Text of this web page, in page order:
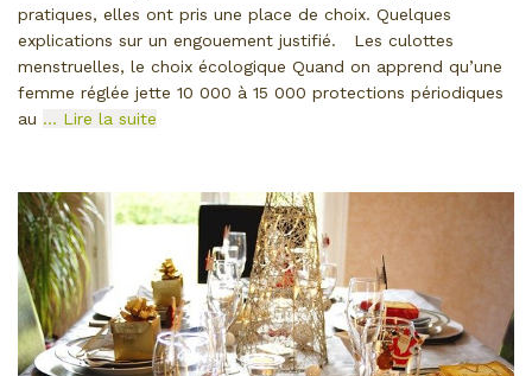
pratiques, elles ont pris une place de choix. Quelques
explications sur un engouement justifié. Les culottes
menstruelles, le choix écologique Quand on apprend qu’une
femme réglée jette 10 000 à 15 000 protections périodiques
au … Lire la suite